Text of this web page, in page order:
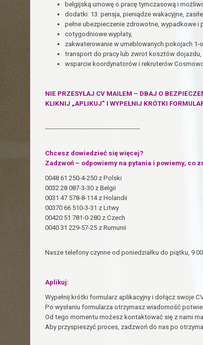
belgijską umowę o pracę tymczasową i
dodatki: 13. pensja, pieniądze wakacyjne,
pełne ubezpieczenie zdrowotne, wypadkowe i
cotygodniowe wypłaty,
zakwaterowanie w umeblowanych pokojach
transport do pracy lub zwrot kosztów dojazdu,
wsparcie koordynatorów i rekruterów
NIE PRZESYŁAJ CV MAILEM – DBAJ O
KLIKNIJ „APLIKUJ” I WYPEŁNIJ KRÓTKI
------------------------------------------------
Chcesz dowiedzieć się więcej?
Zadzwoń – odpowiemy na pytania i powiemy, co
0048 61 250-4-250 z Polski
0032 28 087-3-30 z Belgii
0031 47 578-8-114 z Holandii
00370 66 510-3-31 z Litwy
00420 51 781-0-280 z Czech
0040 31 229-57-25 z Rumunii
Nasze telefony czynne od poniedziałku do piątku,
Aplikuj:
Wypełnij krótki formularz aplikacyjny i dołącz swoje
Po wysłaniu formularza otrzymasz wiadomość
Od tego momentu możesz kontaktować się z nami
Aby przyspieszyć proces, zadzwoń do nas po